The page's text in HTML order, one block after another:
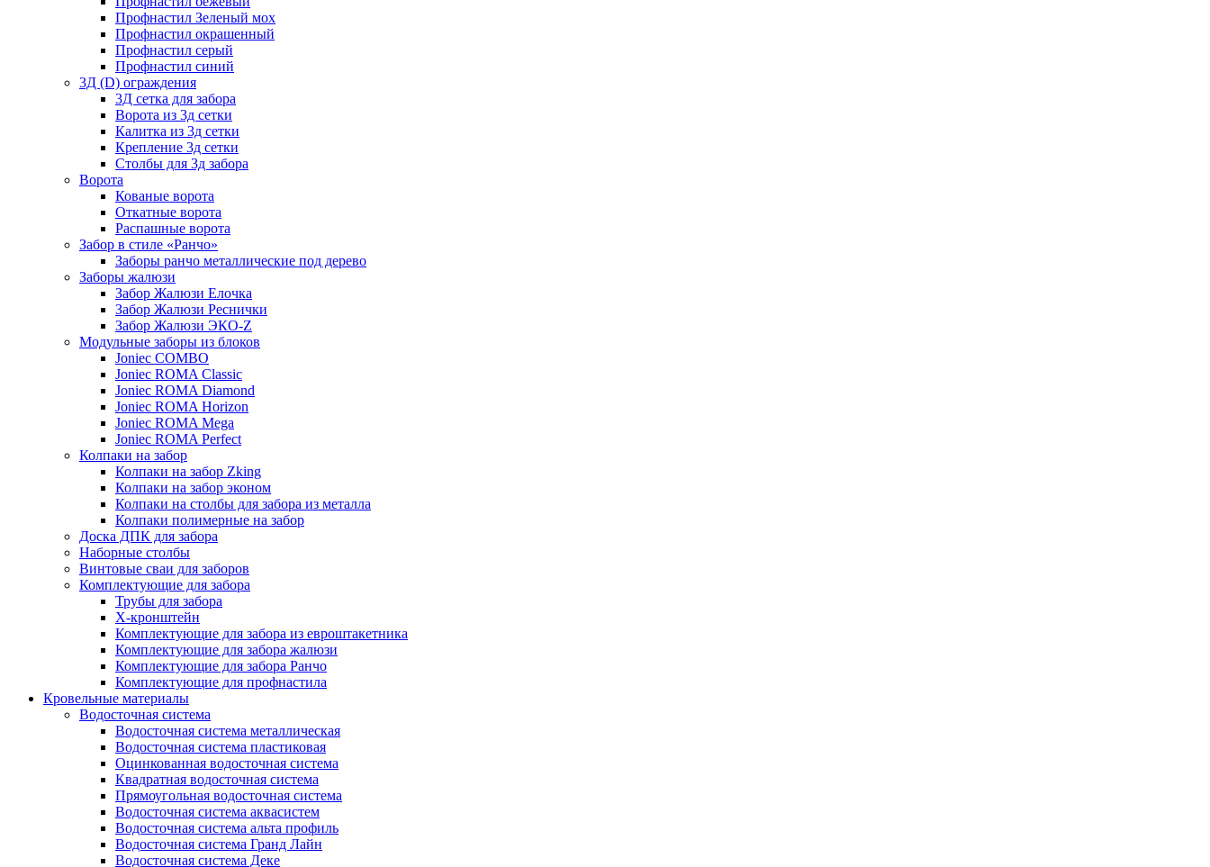
Профнастил Зеленый мох
Профнастил окрашенный
Профнастил серый
Профнастил синий
3Д (D) ограждения
3Д сетка для забора
Ворота из 3д сетки
Калитка из 3д сетки
Крепление 3д сетки
Столбы для 3д забора
Ворота
Кованые ворота
Откатные ворота
Распашные ворота
Забор в стиле «Ранчо»
Заборы ранчо металлические под дерево
Заборы жалюзи
Забор Жалюзи Елочка
Забор Жалюзи Реснички
Забор Жалюзи ЭКО-Z
Модульные заборы из блоков
Joniec COMBO
Joniec ROMA Classic
Joniec ROMA Diamond
Joniec ROMA Horizon
Joniec ROMA Mega
Joniec ROMA Perfect
Колпаки на забор
Колпаки на забор Zking
Колпаки на забор эконом
Колпаки на столбы для забора из металла
Колпаки полимерные на забор
Доска ДПК для забора
Наборные столбы
Винтовые сваи для заборов
Комплектующие для забора
Трубы для забора
Х-кронштейн
Комплектующие для забора из евроштакетника
Комплектующие для забора жалюзи
Комплектующие для забора Ранчо
Комплектующие для профнастила
Кровельные материалы
Водосточная система
Водосточная система металлическая
Водосточная система пластиковая
Оцинкованная водосточная система
Квадратная водосточная система
Прямоугольная водосточная система
Водосточная система аквасистем
Водосточная система альта профиль
Водосточная система Гранд Лайн
Водосточная система Деке